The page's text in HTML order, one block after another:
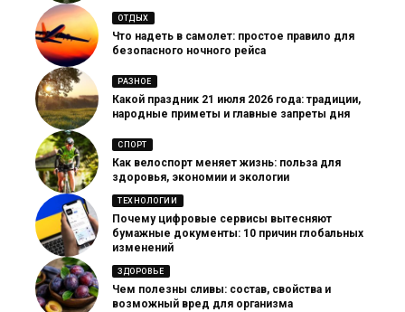
ОТДЫХ
Что надеть в самолет: простое правило для
безопасного ночного рейса
РАЗНОЕ
Какой праздник 21 июля 2026 года: традиции,
народные приметы и главные запреты дня
СПОРТ
Как велоспорт меняет жизнь: польза для
здоровья, экономии и экологии
ТЕХНОЛОГИИ
Почему цифровые сервисы вытесняют
бумажные документы: 10 причин глобальных
изменений
ЗДОРОВЬЕ
Чем полезны сливы: состав, свойства и
возможный вред для организма